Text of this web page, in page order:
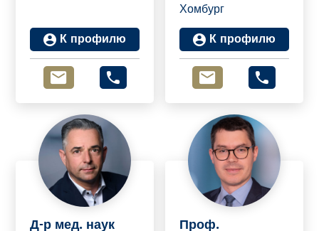
К профилю
Хомбург
К профилю
Д-р мед. наук
Проф.